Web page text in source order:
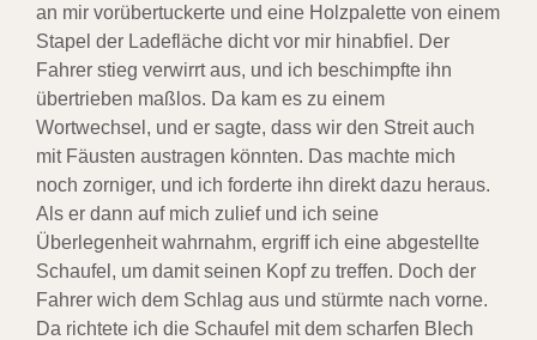
an mir vorübertuckerte und eine Holzpalette von einem
Stapel der Ladefläche dicht vor mir hinabfiel. Der
Fahrer stieg verwirrt aus, und ich beschimpfte ihn
übertrieben maßlos. Da kam es zu einem
Wortwechsel, und er sagte, dass wir den Streit auch
mit Fäusten austragen könnten. Das machte mich
noch zorniger, und ich forderte ihn direkt dazu heraus.
Als er dann auf mich zulief und ich seine
Überlegenheit wahrnahm, ergriff ich eine abgestellte
Schaufel, um damit seinen Kopf zu treffen. Doch der
Fahrer wich dem Schlag aus und stürmte nach vorne.
Da richtete ich die Schaufel mit dem scharfen Blech